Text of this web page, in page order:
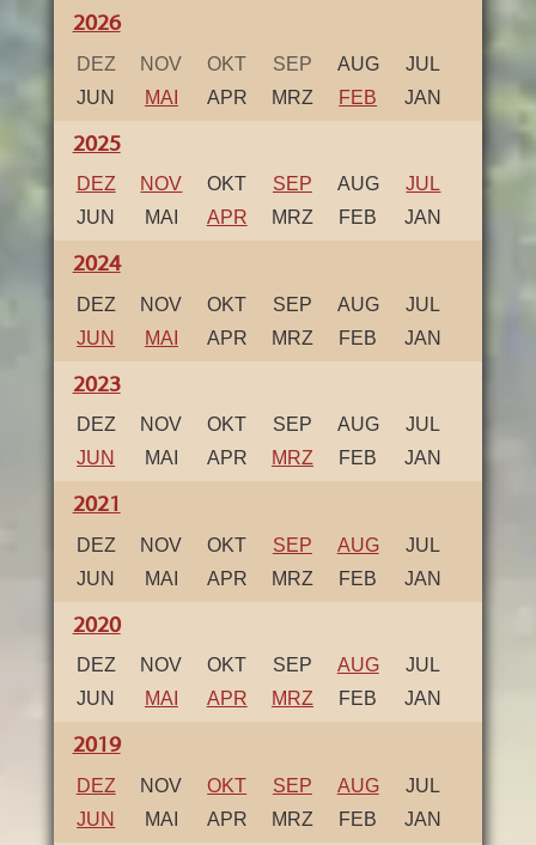
2026
DEZ NOV OKT SEP AUG
JUL
JUN
MAI APR MRZ FEB JAN
2025
DEZ NOV OKT SEP AUG
JUL
JUN
MAI APR MRZ FEB JAN
2024
DEZ NOV OKT SEP AUG
JUL
JUN
MAI APR MRZ FEB JAN
2023
DEZ NOV OKT SEP AUG
JUL
JUN
MAI APR MRZ FEB JAN
2021
DEZ NOV OKT SEP AUG
JUL
JUN
MAI APR MRZ FEB JAN
2020
DEZ NOV OKT SEP AUG
JUL
JUN
MAI APR MRZ FEB JAN
2019
DEZ NOV OKT SEP AUG
JUL
JUN
MAI APR MRZ FEB JAN